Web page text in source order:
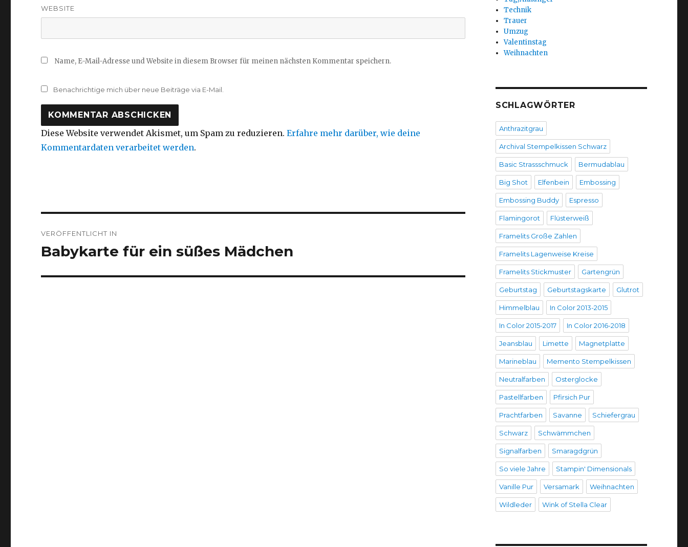
WEBSITE
Name, E-Mail-Adresse und Website in diesem Browser für meinen nächsten Kommentar speichern.
Benachrichtige mich über neue Beiträge via E-Mail.
Diese Website verwendet Akismet, um Spam zu reduzieren.Erfahre mehr darüber, wie deine
Kommentardaten verarbeitet werden.
VERÖFFENTLICHT IN
Babykarte für ein süßes Mädchen
Technik
Trauer
Umzug
Valentinstag
Weihnachten
SCHLAGWÖRTER
Anthrazitgrau
Archival Stempelkissen Schwarz
Basic Strassschmuck Bermudablau
Big Shot Elfenbein Embossing
Embossing Buddy Espresso
Flamingorot Flüsterweiß
Framelits Große Zahlen
Framelits Lagenweise Kreise
Framelits Stickmuster Gartengrün
Geburtstag Geburtstagskarte Glutrot
Himmelblau In Color 2013-2015
In Color 2015-2017 In Color 2016-2018
Jeansblau Limette Magnetplatte
Marineblau Memento Stempelkissen
Neutralfarben Osterglocke
Pastellfarben Pfirsich Pur
Prachtfarben Savanne Schiefergrau
Schwarz Schwämmchen
Signalfarben Smaragdgrün
So viele Jahre Stampin' Dimensionals
Vanille Pur Versamark Weihnachten
Wildleder Wink of Stella Clear